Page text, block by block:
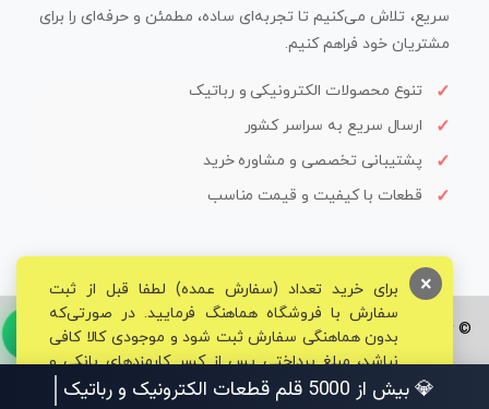
سریع، تلاش می‌کنیم تا تجربه‌ای ساده، مطمئن و حرفه‌ای را برای
مشتریان خود فراهم کنیم.
تنوع محصولات الکترونیکی و رباتیک
ارسال سریع به سراسر کشور
پشتیبانی تخصصی و مشاوره خرید
قطعات با کیفیت و قیمت مناسب
© تمامی حقوق برای فروشگاه تخصصی قم الکترونیک محفوظ می‌باشد.
برای خرید تعداد (سفارش عمده) لطفا قبل از ثبت
سفارش با فروشگاه هماهنگ فرمایید. در صورتی‌که
بدون هماهنگی سفارش ثبت شود و موجودی کالا کافی
نباشد، مبلغ پرداختی پس از کسر کارمزدهای بانکی و
مالیاتی به حساب شما بازگشت داده خواهد شد.
×
💎 بیش از 5000 قلم قطعات الکترونیک و رباتیک